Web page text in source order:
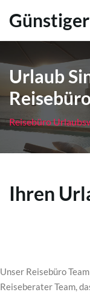
Urlaub
Reisebüro
Ihren
Unser Reisebüro
Reiseberater Team,